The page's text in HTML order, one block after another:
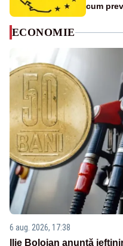
cum
ECONOMIE
6 aug. 2026, 17:38
Ilie Bolojan anunță